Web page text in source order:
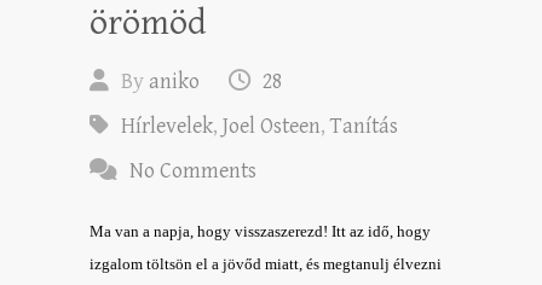
örömöd
By aniko
28
Hírlevelek, Joel Osteen,Tanítás
No Comments
Ma van a napja, hogy visszaszerezd! Itt az idő, hogy
izgalom töltsön el a jövőd miatt, és megtanulj élvezni